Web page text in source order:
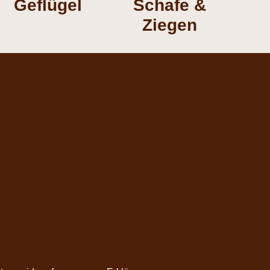
Geflügel
Schafe &
Ziegen